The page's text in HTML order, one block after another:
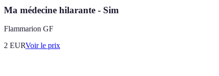
Ma médecine hilarante - Sim
Flammarion GF
2 EURVoir le prix